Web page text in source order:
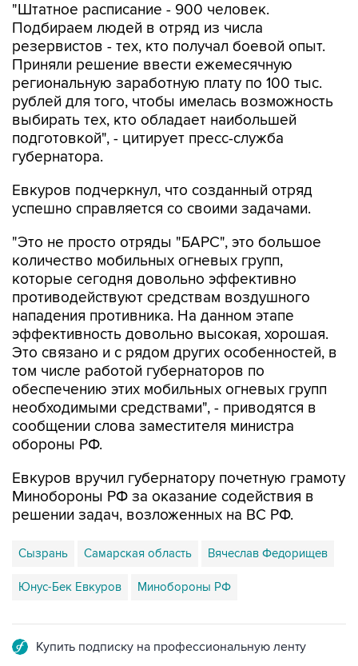
"Штатное расписание - 900 человек.
Подбираем людей в отряд из числа
резервистов - тех, кто получал боевой опыт.
Приняли решение ввести ежемесячную
региональную заработную плату по 100 тыс.
рублей для того, чтобы имелась возможность
выбирать тех, кто обладает наибольшей
подготовкой", - цитирует пресс-служба
губернатора.
Евкуров подчеркнул, что созданный отряд
успешно справляется со своими задачами.
"Это не просто отряды "БАРС", это большое
количество мобильных огневых групп,
которые сегодня довольно эффективно
противодействуют средствам воздушного
нападения противника. На данном этапе
эффективность довольно высокая, хорошая.
Это связано и с рядом других особенностей, в
том числе работой губернаторов по
обеспечению этих мобильных огневых групп
необходимыми средствами", - приводятся в
сообщении слова заместителя министра
обороны РФ.
Евкуров вручил губернатору почетную грамоту
Минобороны РФ за оказание содействия в
решении задач, возложенных на ВС РФ.
Сызрань Самарская область Вячеслав Федорищев
Юнус-Бек Евкуров Минобороны РФ
Купить подписку на профессиональную ленту